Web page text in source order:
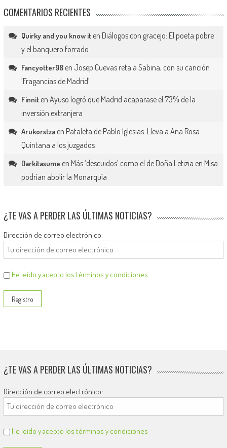
COMENTARIOS RECIENTES
Quirky and you know iten Diálogos con gracejo: El poeta pobre
y el banquero forrado
Fancyotter98en Josep Cuevas reta a Sabina, con su canción
‘Fragancias de Madrid’
Finniten Ayuso logró que Madrid acaparase el 73% de la
inversión extranjera
Arukorstzaen Pataleta de Pablo Iglesias: Lleva a Ana Rosa
Quintana a los juzgados
Darkitasume en Más ‘descuidos’ como el de Doña Letizia en Misa
podrían abolir la Monarquía
¿TE VAS A PERDER LAS ÚLTIMAS NOTICIAS?
Dirección de correo electrónico:
He leído y acepto los términos y condiciones
¿TE VAS A PERDER LAS ÚLTIMAS NOTICIAS?
Dirección de correo electrónico:
He leído y acepto los términos y condiciones